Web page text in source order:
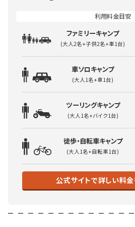
ファミリーキャンプ
(大人2名+子供2名+車1台)
車ソロキャンプ
(大人1名+車1台)
ツーリングキャンプ
(大人1名+バイク1台)
徒歩・自転車キャンプ
(大人1名+自転車1台)
公式サイトで詳しい料